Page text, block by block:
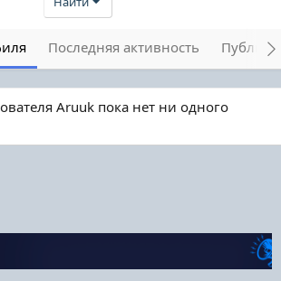
Последняя активность
Aruuk пока нет ни одного